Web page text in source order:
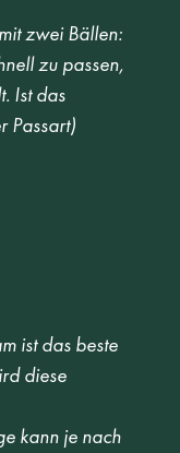
zwei Bällen:
zu passen,
Ist das
Passart)
ist das beste
diese
kann je nach